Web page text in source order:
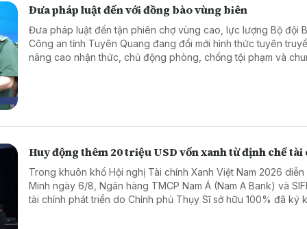
Đưa pháp luật đến với đồng bào vùng biên
Đưa pháp luật đến tận phiên chợ vùng cao, lực lượng Bộ đội
Công an tỉnh Tuyên Quang đang đổi mới hình thức tuyên
nâng cao nhận thức, chủ động phòng, chống tội phạm và
Huy động thêm 20 triệu USD vốn xanh từ định chế
Trong khuôn khổ Hội nghị Tài chính Xanh Việt Nam 2026 diễn
Minh ngày 6/8, Ngân hàng TMCP Nam Á (Nam A Bank) và
tài chính phát triển do Chính phủ Thụy Sĩ sở hữu 100% đã ký